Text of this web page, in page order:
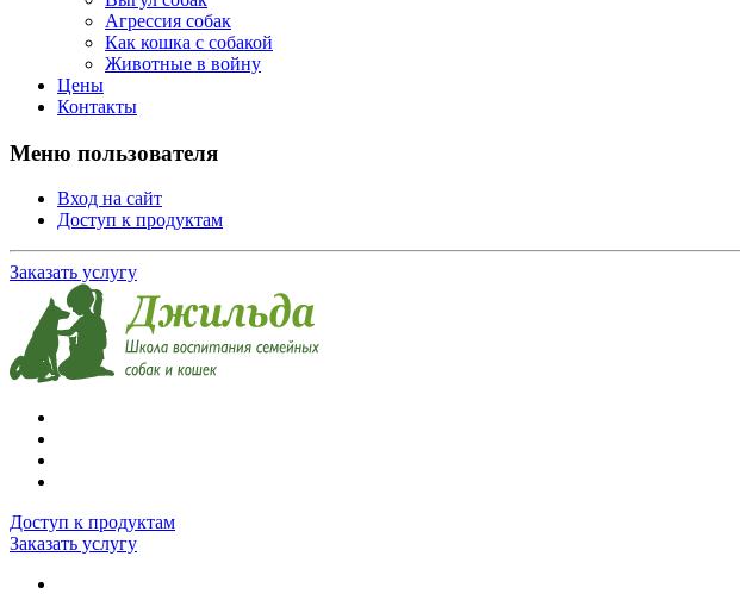
Агрессия собак
Как кошка с собакой
Животные в войну
Цены
Контакты
Меню пользователя
Вход на сайт
Доступ к продуктам
Заказать услугу
Доступ к продуктам
Заказать услугу